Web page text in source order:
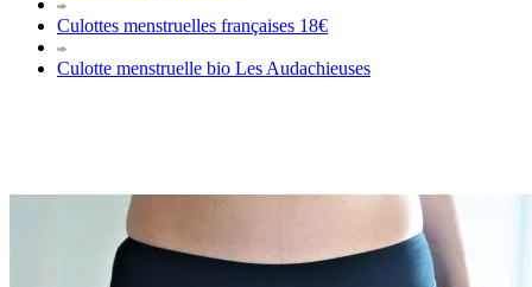
Culottes menstruelles françaises 18€
Culotte menstruelle bio Les Audachieuses